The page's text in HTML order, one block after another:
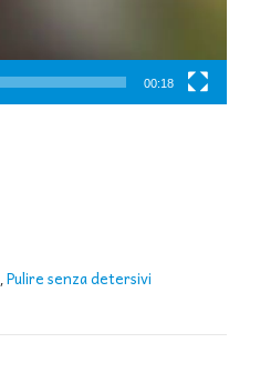
00:18
Pulire senza detersivi